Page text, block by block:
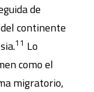
de
continente
11 Lo
como el
migratorio,